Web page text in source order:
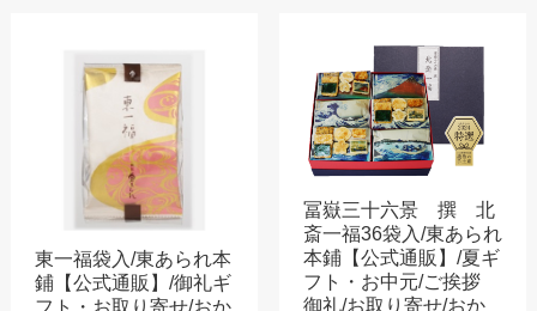
東一福袋入/東あられ本
鋪【公式通販】/御礼ギ
フト・お取り寄せ/おか
冨嶽三十六景 撰 北
斎一福36袋入/東あられ
本鋪【公式通販】/夏ギ
フト・お中元/ご挨拶
御礼/お取り寄せ/おか